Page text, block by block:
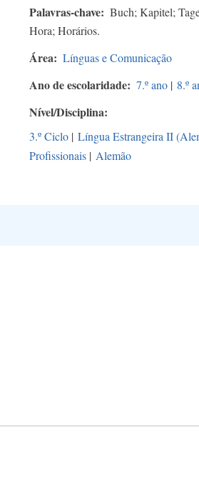
Palavras-chave
Buch; Kapitel;
Hora; Horários.
Área Línguas e Comunicação
Ano de escolaridade 7.º ano | 8.º
Nível/Disciplina
3.º Ciclo | Língua Estrangeira II
Profissionais | Alemão